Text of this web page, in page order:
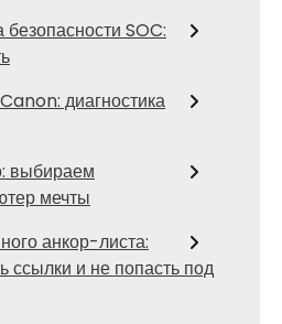
SOC:
диагностика
выбираем
мечты
анкор-листа:
ссылки и не попасть под